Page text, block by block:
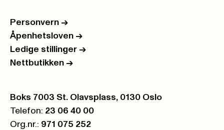
Personvern ->
Åpenhetsloven ->
Ledige stillinger ->
Nettbutikken ->
Postboks:
Boks 7003 St. Olavsplass, 0130 Oslo
Telefon: 23 06 40 00
Org.nr.: 971 075 252